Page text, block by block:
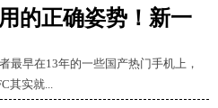
的正确姿势！新一
最早在13年的一些国产热门手机上，
其实就...